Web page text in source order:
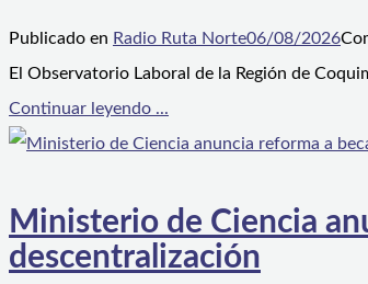
Publicado en Radio Ruta Norte06/08/2026
El Observatorio Laboral de la Región de
Continuar leyendo ...
Ministerio de Ciencia
descentralización